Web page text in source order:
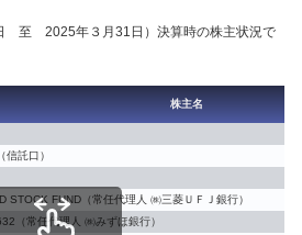
至 2025年３月31日）決算時の株主状況で
株主名
託口）
STOCK FUND（常任代理人 ㈱三菱ＵＦＪ銀行）
（常任代理人 ㈱みずほ銀行）